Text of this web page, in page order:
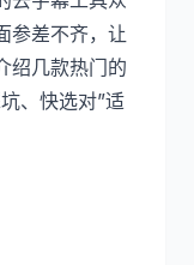
参差不齐，让
绍几款热门的
、快选对”适